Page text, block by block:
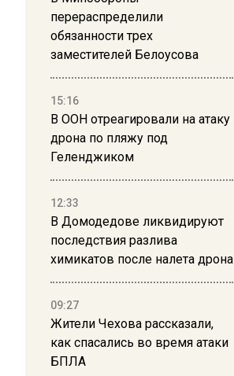
перераспределили
обязанности трех
заместителей Белоусова
15:16
В ООН отреагировали на атаку
дрона по пляжу под
Геленджиком
12:33
В Домодедове ликвидируют
последствия разлива
химикатов после налета дрона
09:27
Жители Чехова рассказали,
как спасались во время атаки
БПЛА